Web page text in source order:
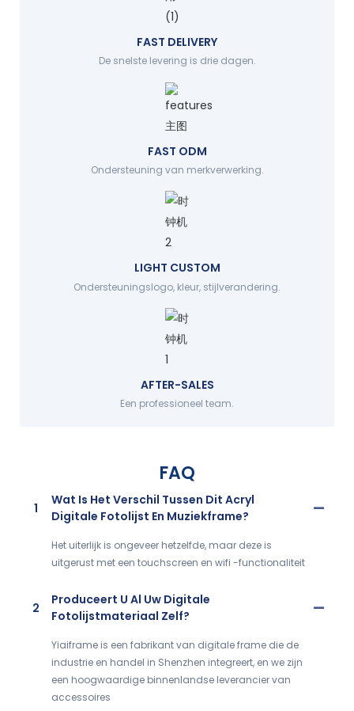
FAST DELIVERY
De snelste levering is drie dagen.
FAST ODM
Ondersteuning van merkverwerking.
LIGHT CUSTOM
Ondersteuningslogo, kleur, stijlverandering.
AFTER-SALES
Een professioneel team.
FAQ
1
Wat Is Het Verschil Tussen Dit Acryl
Digitale Fotolijst En Muziekframe?
Het uiterlijk is ongeveer hetzelfde, maar deze is
uitgerust met een touchscreen en wifi -functionaliteit
2
Produceert U Al Uw Digitale
Fotolijstmateriaal Zelf?
Yiaiframe is een fabrikant van digitale frame die de
industrie en handel in Shenzhen integreert, en we zijn
een hoogwaardige binnenlandse leverancier van
accessoires